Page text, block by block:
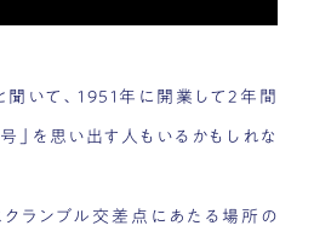
聞いて、1951年に開業して2年間
」を思い出す人もいるかもしれな
ランブル交差点にあたる場所の